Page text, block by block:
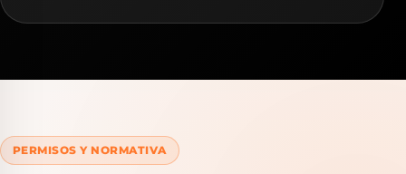
PERMISOS Y NORMATIVA